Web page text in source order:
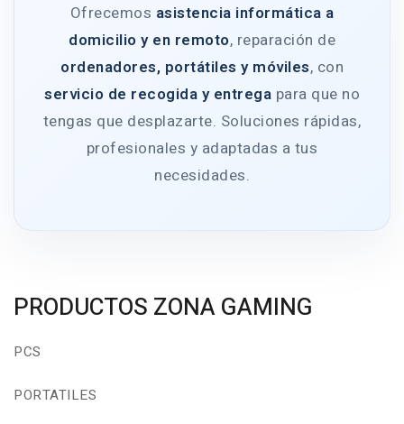
Ofrecemos asistencia informática a
domicilio y en remoto, reparación de
ordenadores, portátiles y móviles, con
servicio de recogida y entrega para que no
tengas que desplazarte. Soluciones rápidas,
profesionales y adaptadas a tus
necesidades.
PRODUCTOS ZONA GAMING
PCS
PORTATILES